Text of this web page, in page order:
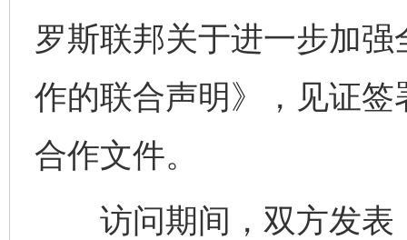
罗斯联邦关于进一步加
作的联合声明》，见证
合作文件。
访问期间，双方发表
完善运行机制助力责任有效落实